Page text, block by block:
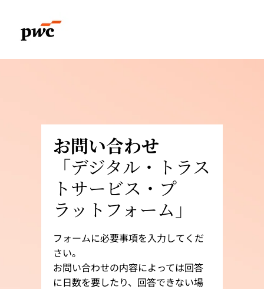
お問い合わせ
「 デジタル・トラス
トサービス・プ
ラットフォーム 」
フォームに必要事項を入力してくだ
さい。
お問い合わせの内容によっては回答
に日数を要したり、回答できない場